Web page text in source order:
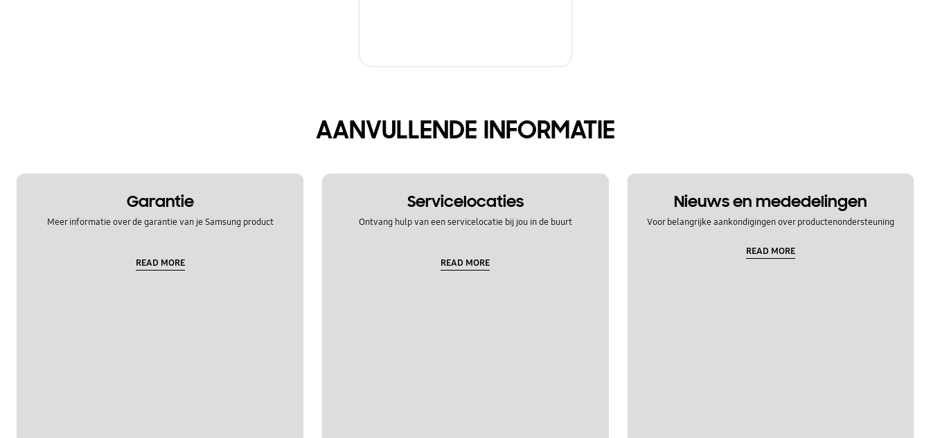
AANVULLENDE INFORMATIE
Garantie
Meer informatie over de garantie van je Samsung product
READ MORE
Servicelocaties
Ontvang hulp van een servicelocatie bij jou in de buurt
READ MORE
Nieuws en mededelingen
Voor belangrijke aankondigingen over productenondersteuning
READ MORE